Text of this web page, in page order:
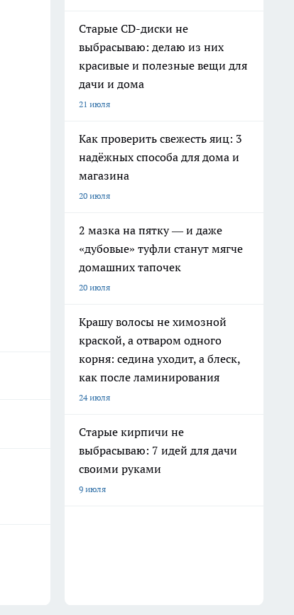
Старые CD-диски не
выбрасываю: делаю из них
красивые и полезные вещи для
дачи и дома
21 июля
Как проверить свежесть яиц: 3
надёжных способа для дома и
магазина
20 июля
2 мазка на пятку — и даже
«дубовые» туфли станут мягче
домашних тапочек
20 июля
Крашу волосы не химозной
краской, а отваром одного
корня: седина уходит, а блеск,
как после ламинирования
24 июля
Старые кирпичи не
выбрасываю: 7 идей для дачи
своими руками
9 июля